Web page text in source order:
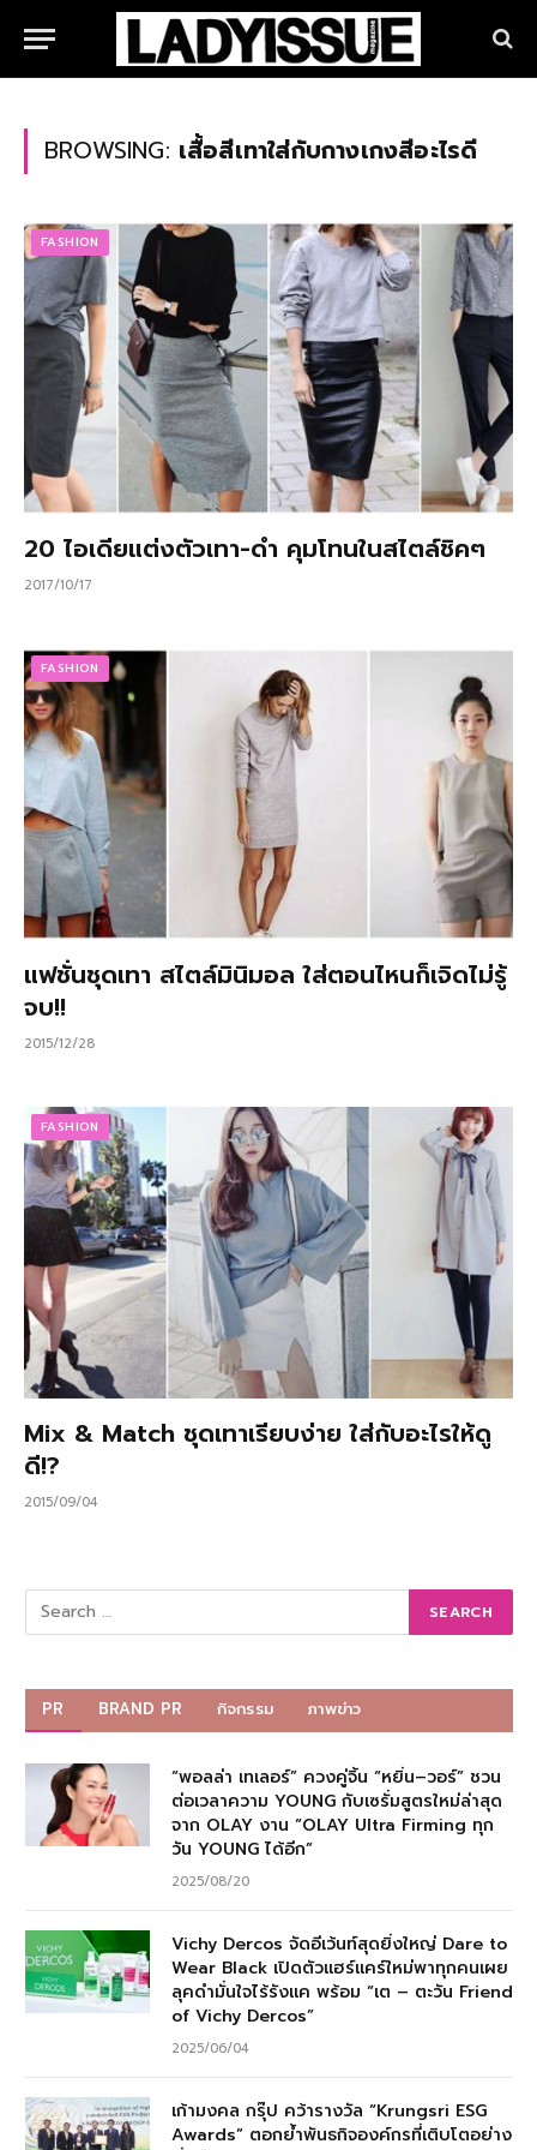
BROWSING: เสื้อสีเทาใส่กับกางเกงสีอะไรดี
FASHION
20 ไอเดียแต่งตัวเทา-ดำ คุมโทนในสไตล์ชิคๆ
2017/10/17
FASHION
แฟชั่นชุดเทา สไตล์มินิมอล ใส่ตอนไหนก็เจิดไม่รู้
จบ!!
2015/12/28
FASHION
Mix & Match ชุดเทาเรียบง่าย ใส่กับอะไรให้ดู
ดี!?
2015/09/04
PR BRAND PR กิจกรรม ภาพข่าว
“พอลล่า เทเลอร์” ควงคู่จิ้น “หยิ่น–วอร์” ชวน
ต่อเวลาความ YOUNG กับเซรั่มสูตรใหม่ล่าสุด
จาก OLAY งาน “OLAY Ultra Firming ทุก
วัน YOUNG ได้อีก”
2025/08/20
Vichy Dercos จัดอีเว้นท์สุดยิ่งใหญ่ Dare to
Wear Black เปิดตัวแฮร์แคร์ใหม่พาทุกคนเผย
ลุคดำมั่นใจไร้รังแค พร้อม “เต – ตะวัน Friend
of Vichy Dercos”
2025/06/04
เก้ามงคล กรุ๊ป คว้ารางวัล “Krungsri ESG
Awards” ตอกย้ำพันธกิจองค์กรที่เติบโตอย่าง